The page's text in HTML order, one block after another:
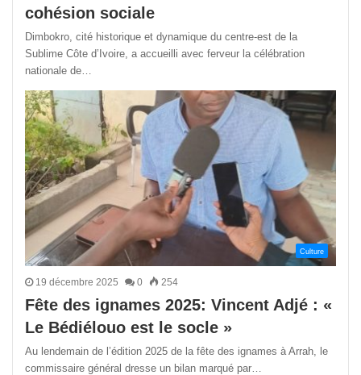
cohésion sociale
Dimbokro, cité historique et dynamique du centre-est de la
Sublime Côte d’Ivoire, a accueilli avec ferveur la célébration
nationale de…
Culture
19 décembre 2025 0 254
Fête des ignames 2025: Vincent Adjé : «
Le Bédiélouo est le socle »
Au lendemain de l’édition 2025 de la fête des ignames à Arrah, le
commissaire général dresse un bilan marqué par…